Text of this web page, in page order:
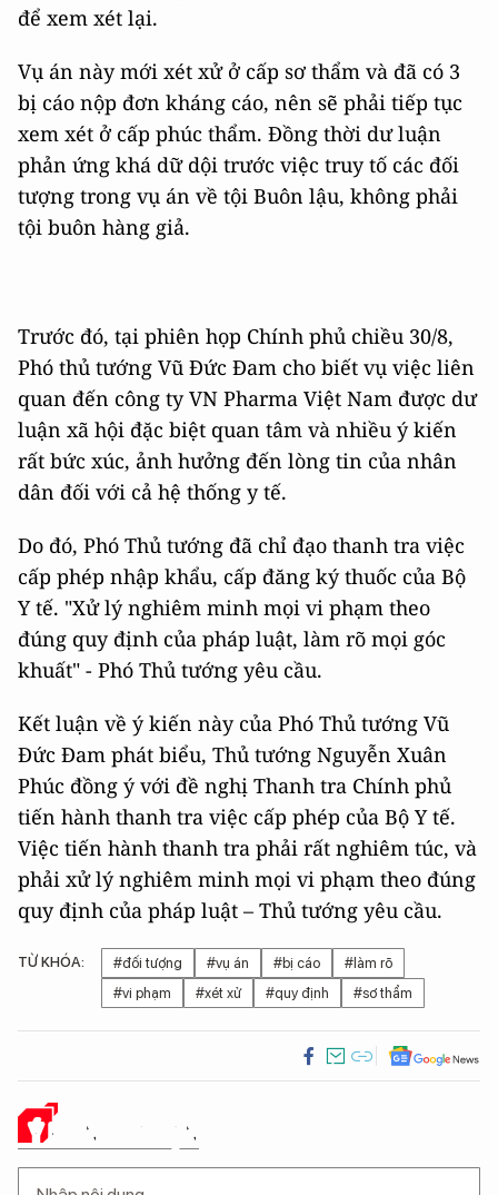
để xem xét lại.
Vụ án này mới xét xử ở cấp sơ thẩm và đã có 3
bị cáo nộp đơn kháng cáo, nên sẽ phải tiếp tục
xem xét ở cấp phúc thẩm. Đồng thời dư luận
phản ứng khá dữ dội trước việc truy tố các đối
tượng trong vụ án về tội Buôn lậu, không phải
tội buôn hàng giả.
Trước đó, tại phiên họp Chính phủ chiều 30/8,
Phó thủ tướng Vũ Đức Đam cho biết vụ việc liên
quan đến công ty VN Pharma Việt Nam được dư
luận xã hội đặc biệt quan tâm và nhiều ý kiến
rất bức xúc, ảnh hưởng đến lòng tin của nhân
dân đối với cả hệ thống y tế.
Do đó, Phó Thủ tướng đã chỉ đạo thanh tra việc
cấp phép nhập khẩu, cấp đăng ký thuốc của Bộ
Y tế. "Xử lý nghiêm minh mọi vi phạm theo
đúng quy định của pháp luật, làm rõ mọi góc
khuất" - Phó Thủ tướng yêu cầu.
Kết luận về ý kiến này của Phó Thủ tướng Vũ
Đức Đam phát biểu, Thủ tướng Nguyễn Xuân
Phúc đồng ý với đề nghị Thanh tra Chính phủ
tiến hành thanh tra việc cấp phép của Bộ Y tế.
Việc tiến hành thanh tra phải rất nghiêm túc, và
phải xử lý nghiêm minh mọi vi phạm theo đúng
quy định của pháp luật – Thủ tướng yêu cầu.
TỪ KHÓA: #đối tượng #vụ án #bị cáo
#làm rõ
#vi phạm
#xét xử #quy định #sơ thẩm
Ý KIẾN CỦA BẠN